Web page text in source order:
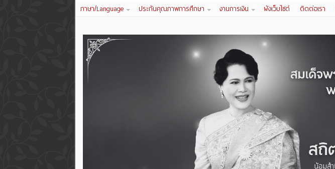
ภาษา/Language ประกันคุณภาพการศึกษา งานการเงิน ผังเว็บไซต์ ติดต่อเรา